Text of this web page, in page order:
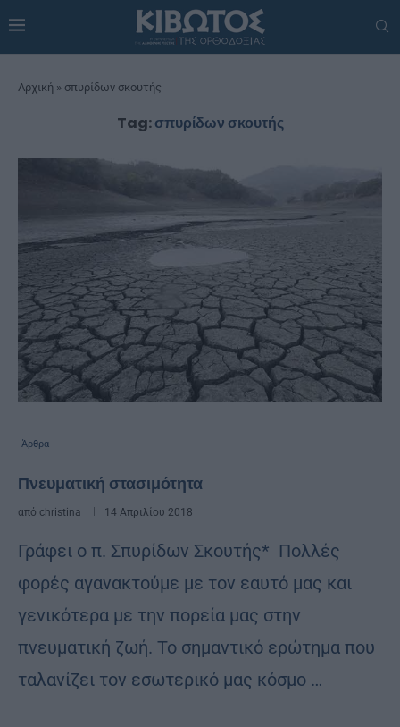
Αρχική » σπυρίδων σκουτής
Tag:σπυρίδων σκουτής
Άρθρα
Πνευματική στασιμότητα
από christina 14 Απριλίου 2018
Γράφει ο π. Σπυρίδων Σκουτής* Πολλές
φορές αγανακτούμε με τον εαυτό μας και
γενικότερα με την πορεία μας στην
πνευματική ζωή. Το σημαντικό ερώτημα που
ταλανίζει τον εσωτερικό μας κόσμο …